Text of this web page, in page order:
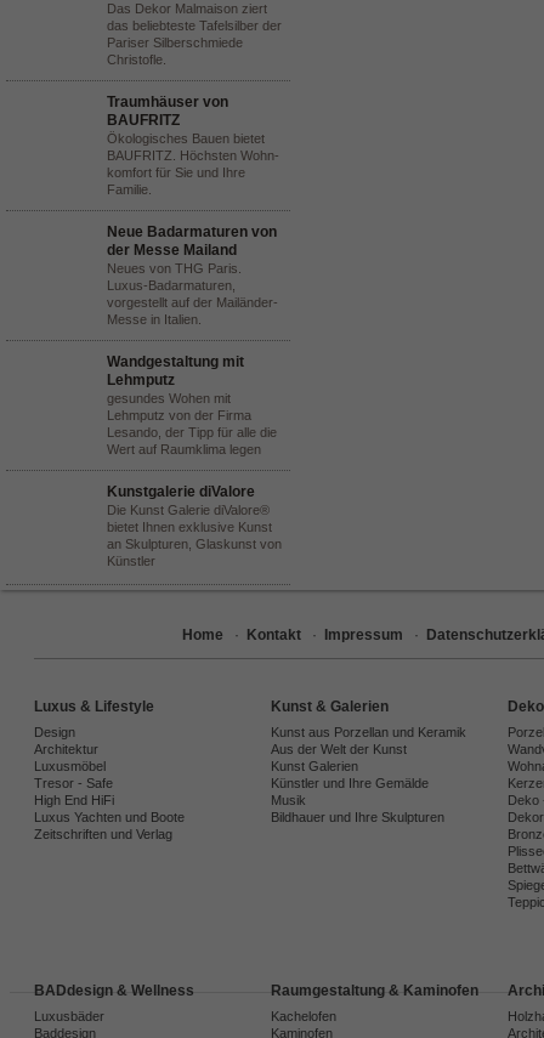
Das Dekor Malmaison ziert
das beliebteste Tafelsilber der
Pariser Silberschmiede
Christofle.
Traumhäuser von
BAUFRITZ
Ökologisches Bauen bietet
BAUFRITZ. Höchsten Wohn-
komfort für Sie und Ihre
Familie.
Neue Badarmaturen von
der Messe Mailand
Neues von THG Paris.
Luxus-Badarmaturen,
vorgestellt auf der Mailänder-
Messe in Italien.
Wandgestaltung mit
Lehmputz
gesundes Wohen mit
Lehmputz von der Firma
Lesando, der Tipp für alle die
Wert auf Raumklima legen
Kunstgalerie diValore
Die Kunst Galerie diValore®
bietet Ihnen exklusive Kunst
an Skulpturen, Glaskunst von
Künstler
Home · Kontakt · Impressum ·
Luxus & Lifestyle
Design
Architektur
Luxusmöbel
Tresor - Safe
High End HiFi
Luxus Yachten und Boote
Zeitschriften und Verlag
Kunst & Galerien
Kunst aus Porzellan und Keramik
Aus der Welt der Kunst
Kunst Galerien
Künstler und Ihre Gemälde
Musik
Bildhauer und Ihre Skulpturen
Deko
BADdesign & Wellness
Luxusbäder
Baddesign
Raumgestaltung & Kaminofen
Kachelofen
Kaminofen